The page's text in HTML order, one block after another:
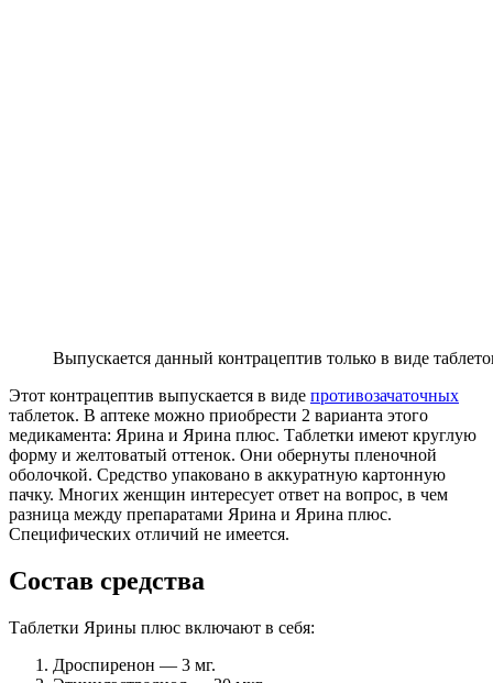
Выпускается данный контрацептив только в виде
Этот контрацептив выпускается в виде противозачаточных
таблеток. В аптеке можно приобрести 2 варианта этого
медикамента: Ярина и Ярина плюс. Таблетки имеют круглую
форму и желтоватый оттенок. Они обернуты пленочной
оболочкой. Средство упаковано в аккуратную картонную
пачку. Многих женщин интересует ответ на вопрос, в чем
разница между препаратами Ярина и Ярина плюс.
Специфических отличий не имеется.
Состав средства
Таблетки Ярины плюс включают в себя:
Дроспиренон — 3 мг.